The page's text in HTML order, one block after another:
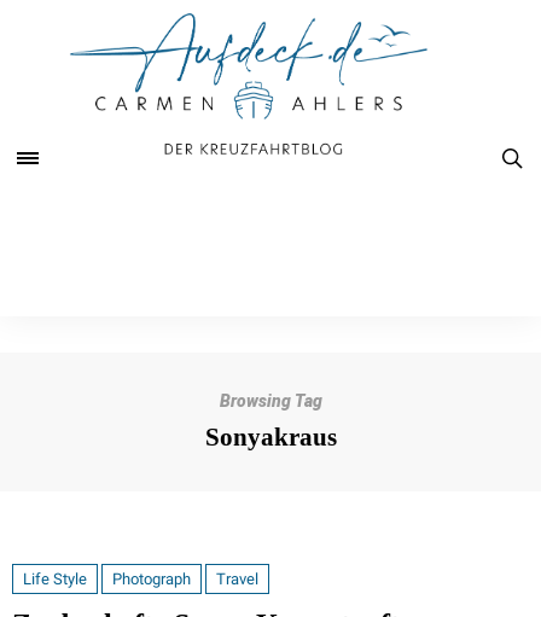
Browsing Tag
Sonyakraus
Life Style Photograph Travel